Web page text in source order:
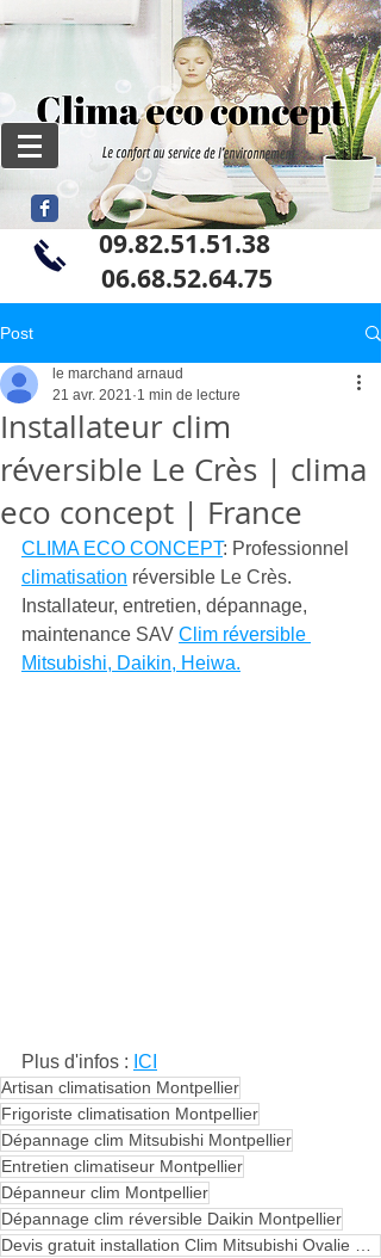
09.82.51.51.38
06.68.52.64.75
Post
Installateur clim
réversible Le Crès | clima
eco concept | France
le marchand arnaud
21 avr. 2021 1 min de lecture
CLIMA ECO CONCEPT: Professionnel
climatisation réversible Le Crès.
Installateur, entretien, dépannage,
maintenance SAV Clim réversible
Mitsubishi, Daikin, Heiwa.
Plus d'infos : ICI
Artisan climatisation Montpellier
Frigoriste climatisation Montpellier
Dépannage clim Mitsubishi Montpellier
Entretien climatiseur Montpellier
Dépanneur clim Montpellier
Dépannage clim réversible Daikin Montpellier
Devis gratuit installation Clim Mitsubishi Ovalie Montpellier